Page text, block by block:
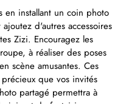
en installant un coin photo
d'autres accessoires
Zizi. Encouragez les
à réaliser des poses
scène amusantes. Ces
que vos invités
partagé permettra à